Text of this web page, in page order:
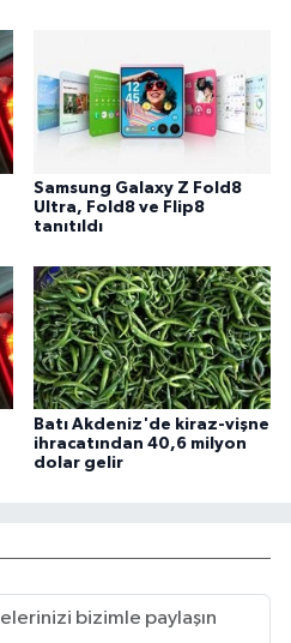
Samsung Galaxy Z Fold8
Ultra, Fold8 ve Flip8
tanıtıldı
Batı Akdeniz'de kiraz-vişne
ihracatından 40,6 milyon
dolar gelir